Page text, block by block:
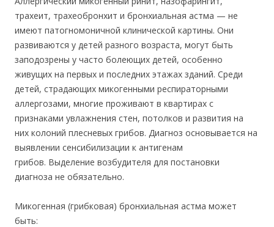
трахеит, трахеобронхит и бронхиальная астма — не
имеют патогномоничной клинической картины. Они
развиваются у детей разного возраста, могут быть
заподозрены у часто болеющих детей, особенно
живущих на первых и последних этажах зданий. Среди
детей, страдающих микогенными респираторными
аллергозами, многие проживают в квартирах с
признаками увлажнения стен, потолков и развития на
них колоний плесневых грибов. Диагноз основывается на
выявлении сенсибилизации к антигенам
грибов. Выделение возбудителя для постановки
диагноза не обязательно.
Микогенная (грибковая) бронхиальная астма может
быть: